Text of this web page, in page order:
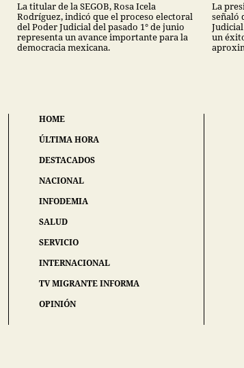
La titular de la SEGOB, Rosa Icela
Rodríguez, indicó que el proceso electoral
del Poder Judicial del pasado 1° de junio
representa un avance importante para la
democracia mexicana.
La
señaló
un
HOME
ÚLTIMA HORA
DESTACADOS
NACIONAL
INFODEMIA
SALUD
SERVICIO
INTERNACIONAL
TV MIGRANTE INFORMA
OPINIÓN